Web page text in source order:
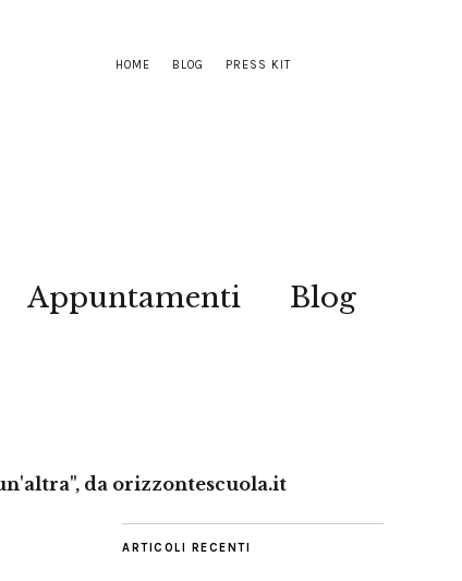
HOME BLOG PRESS KIT
Appuntamenti Blog
da orizzontescuola.it
ARTICOLI RECENTI